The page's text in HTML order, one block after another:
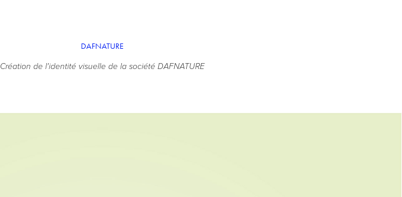
DAFNATURE
Création de l'identité visuelle de la société DAFNATURE